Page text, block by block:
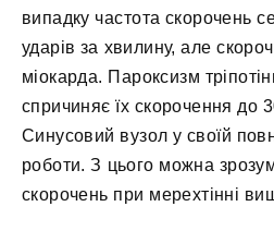
випадку частота скорочень
ударів за хвилину, але
міокарда. Пароксизм
спричиняє їх скорочення до
Синусовий вузол у своїй
роботи. З цього можна
скорочень при мерехтінні